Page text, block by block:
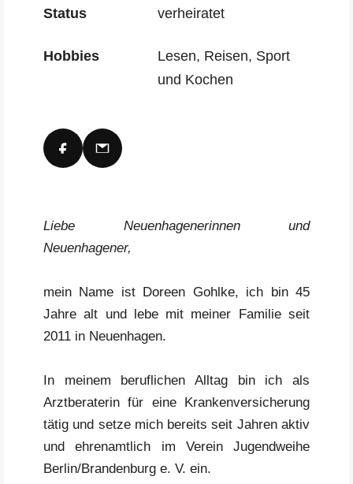
Status verheiratet
Hobbies
Lesen, Reisen, Sport
und Kochen
Liebe Neuenhagenerinnen und
Neuenhagener,
mein Name ist Doreen Gohlke, ich bin 45
Jahre alt und lebe mit meiner Familie seit
2011 in Neuenhagen.
In meinem beruflichen Alltag bin ich als
Arztberaterin für eine Krankenversicherung
tätig und setze mich bereits seit Jahren aktiv
und ehrenamtlich im Verein Jugendweihe
Berlin/Brandenburg e. V. ein.